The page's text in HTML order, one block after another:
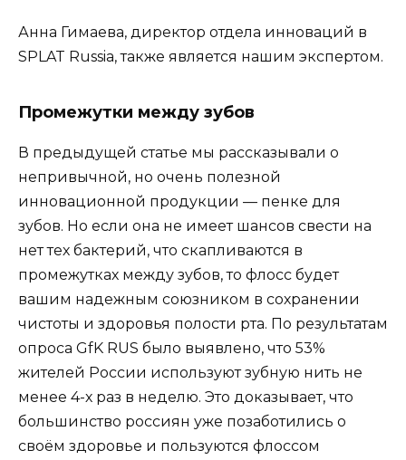
Анна Гимаева, директор отдела инноваций в
SPLAT Russia, также является нашим экспертом.
Промежутки между зубов
В предыдущей статье мы рассказывали о
непривычной, но очень полезной
инновационной продукции — пенке для
зубов. Но если она не имеет шансов свести на
нет тех бактерий, что скапливаются в
промежутках между зубов, то флосс будет
вашим надежным союзником в сохранении
чистоты и здоровья полости рта. По результатам
опроса GfK RUS было выявлено, что 53%
жителей России используют зубную нить не
менее 4-х раз в неделю. Это доказывает, что
большинство россиян уже позаботились о
своём здоровье и пользуются флоссом